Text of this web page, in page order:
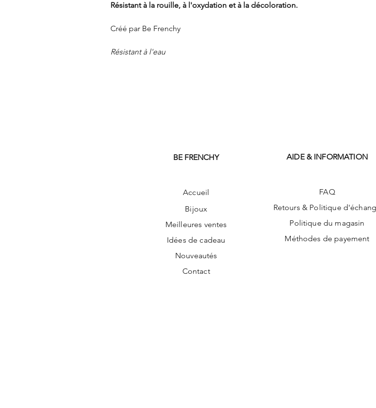
Résistant à la rouille, à l'oxydation et à la décoloration.
Créé par Be Frenchy
Résistant à l'eau
BE FRENCHY
Accueil
Bijoux
Meilleures ventes
Idées de cadeau
Nouveautés
Contact
AIDE & INFORMATION
FAQ
Retours & Politique
Politique du magasin
Méthodes de payement